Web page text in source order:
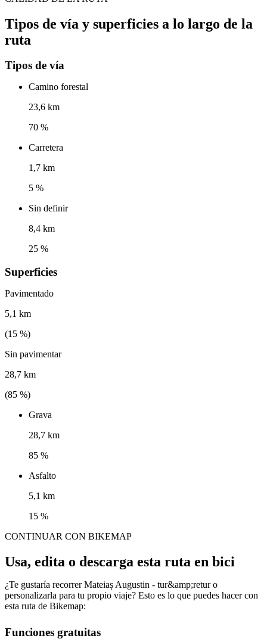
Tipos de vía y superficies a lo largo de la
ruta
Tipos de vía
Camino forestal
23,6 km
70 %
Carretera
1,7 km
5 %
Sin definir
8,4 km
25 %
Superficies
Pavimentado
5,1 km
(15 %)
Sin pavimentar
28,7 km
(85 %)
Grava
28,7 km
85 %
Asfalto
5,1 km
15 %
CONTINUAR CON BIKEMAP
Usa, edita o descarga esta ruta en bici
¿Te gustaría recorrer Mateiaș Augustin - tur&amp;retur o
personalizarla para tu propio viaje? Esto es lo que puedes hacer con
esta ruta de Bikemap:
Funciones gratuitas